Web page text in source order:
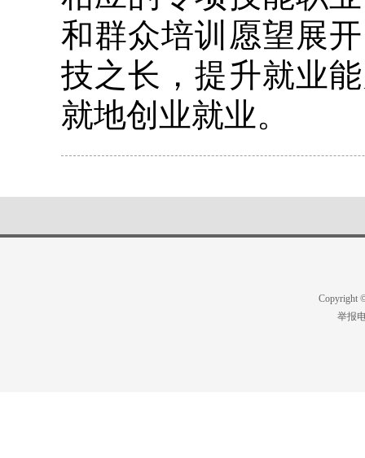
和群众培训愿望展
技之长，提升就业
就地创业就业。
Copyright
举报